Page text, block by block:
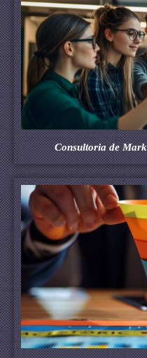
Consultoria de